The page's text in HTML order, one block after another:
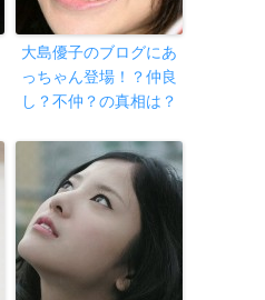
大島優子のブログにあ
っちゃん登場！？仲良
し？不仲？の真相は？